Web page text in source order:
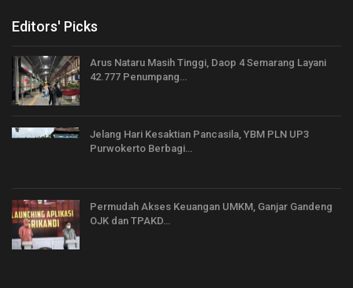
Editors' Picks
Arus Nataru Masih Tinggi, Daop 4 Semarang Layani
42.777 Penumpang…
Jelang Hari Kesaktian Pancasila, YBM PLN UP3
Purwokerto Berbagi…
Permudah Akses Keuangan UMKM, Ganjar Gandeng
OJK dan TPAKD…